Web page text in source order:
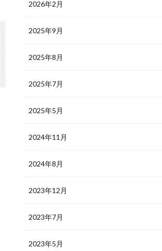
2026年2月
2025年9月
2025年8月
2025年7月
2025年5月
2024年11月
2024年8月
2023年12月
2023年7月
2023年5月